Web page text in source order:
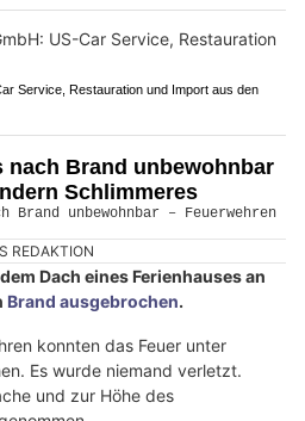
Service, Restauration und Import aus den
nach Brand unbewohnbar
Schlimmeres
REDAKTION
Dach eines Ferienhauses an
Brand ausgebrochen.
konnten das Feuer unter
Es wurde niemand verletzt.
und zur Höhe des